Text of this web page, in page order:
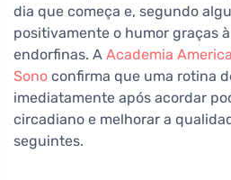
dia que começa e, segundo
positivamente o humor graças
endorfinas. A Academia
Sono confirma que uma rotina
imediatamente após acordar
circadiano e melhorar a
seguintes.